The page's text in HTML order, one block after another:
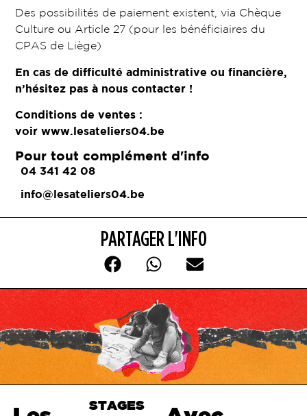
Des possibilités de paiement existent, via Chèque
Culture ou Article 27 (pour les bénéficiaires du
CPAS de Liège)
En cas de difficulté administrative ou financière,
n’hésitez pas à nous contacter !
Conditions de ventes :
voirwww.lesateliers04.be
Pour tout complément d'info
04 341 42 08
info@lesateliers04.be
PARTAGER L'INFO
STAGES